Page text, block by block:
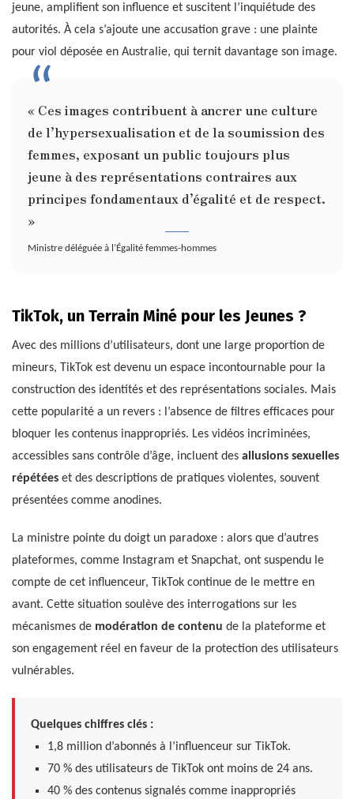
jeune, amplifient son influence et suscitent l’inquiétude des
autorités. À cela s’ajoute une accusation grave : une plainte
pour viol déposée en Australie, qui ternit davantage son image.
« Ces images contribuent à ancrer une culture
de l’hypersexualisation et de la soumission des
femmes, exposant un public toujours plus
jeune à des représentations contraires aux
principes fondamentaux d’égalité et de respect.
»
Ministre déléguée à l’Égalité femmes-hommes
TikTok, un Terrain Miné pour les Jeunes ?
Avec des millions d’utilisateurs, dont une large proportion de
mineurs, TikTok est devenu un espace incontournable pour la
construction des identités et des représentations sociales. Mais
cette popularité a un revers : l’absence de filtres efficaces pour
bloquer les contenus inappropriés. Les vidéos incriminées,
accessibles sans contrôle d’âge, incluent des allusions sexuelles
répétées et des descriptions de pratiques violentes, souvent
présentées comme anodines.
La ministre pointe du doigt un paradoxe : alors que d’autres
plateformes, comme Instagram et Snapchat, ont suspendu le
compte de cet influenceur, TikTok continue de le mettre en
avant. Cette situation soulève des interrogations sur les
mécanismes de modération de contenu de la plateforme et
son engagement réel en faveur de la protection des utilisateurs
vulnérables.
Quelques chiffres clés :
1,8 million d’abonnés à l’influenceur sur TikTok.
70 % des utilisateurs de TikTok ont moins de 24 ans.
40 % des contenus signalés comme inappropriés